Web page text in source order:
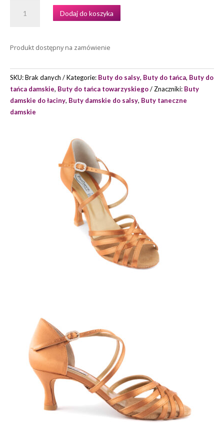
BUTY
PORTDANCE
PD818
Dodaj do koszyka
Produkt dostępny na zamówienie
SKU:Brak danych Kategorie: Buty do salsy, Buty do tańca, Buty do
tańca damskie, Buty do tańca towarzyskiego Znaczniki: Buty
damskie do łaciny, Buty damskie do salsy, Buty taneczne
damskie